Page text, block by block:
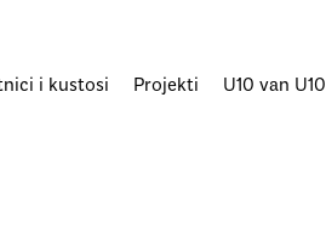
i kustosi Projekti U10 van U10